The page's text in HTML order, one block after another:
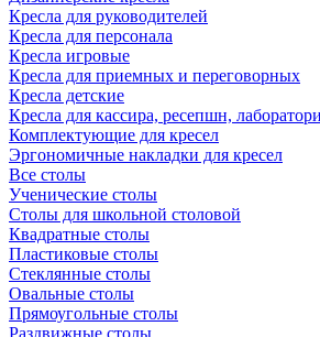
Кресла для руководителей
Кресла для персонала
Кресла игровые
Кресла для приемных и переговорных
Кресла детские
Кресла для кассира, ресепшн,
Комплектующие для кресел
Эргономичные накладки для кресел
Все столы
Ученические столы
Столы для школьной столовой
Квадратные столы
Пластиковые столы
Стеклянные столы
Овальные столы
Прямоугольные столы
Раздвижные столы